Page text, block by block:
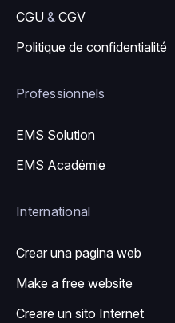
CGU & CGV
Politique de confidentialité
Professionnels
EMS Solution
EMS Académie
International
Crear una pagina web
Make a free website
Creare un sito Internet